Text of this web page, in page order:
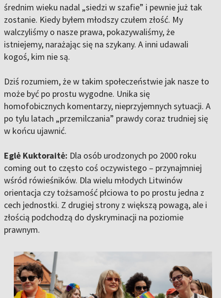
średnim wieku nadal „siedzi w szafie” i pewnie już tak
zostanie. Kiedy byłem młodszy czułem złość. My
walczyliśmy o nasze prawa, pokazywaliśmy, że
istniejemy, narażając się na szykany. A inni udawali
kogoś, kim nie są.
Dziś rozumiem, że w takim społeczeństwie jak nasze to
może być po prostu wygodne. Unika się
homofobicznych komentarzy, nieprzyjemnych sytuacji. A
po tylu latach „przemilczania” prawdy coraz trudniej się
w końcu ujawnić.
Eglė Kuktoraitė: Dla osób urodzonych po 2000 roku
coming out to często coś oczywistego – przynajmniej
wśród rówieśników. Dla wielu młodych Litwinów
orientacja czy tożsamość płciowa to po prostu jedna z
cech jednostki. Z drugiej strony z większą powagą, ale i
złością podchodzą do dyskryminacji na poziomie
prawnym.